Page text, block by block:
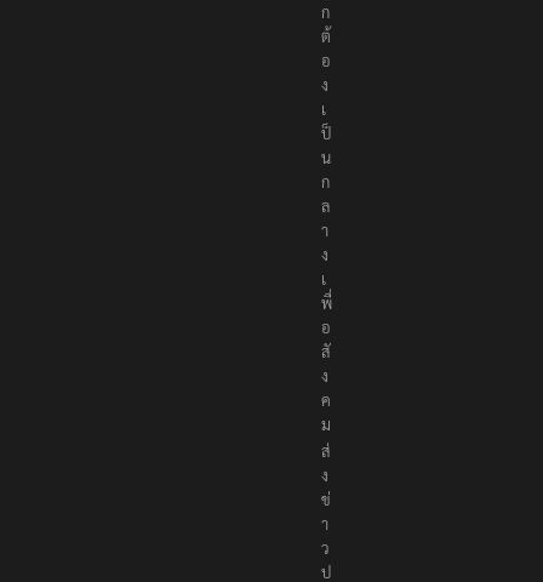
ก
ต้
อ
ง
เ
ป็
น
ก
ล
า
ง
เ
พื่
อ
สั
ง
ค
ม
ส่
ง
ข่
า
ว
ป